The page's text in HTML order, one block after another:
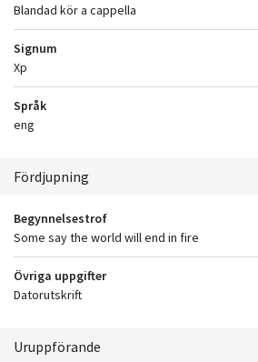
Blandad kör a cappella
Signum
Xp
Språk
eng
Fördjupning
Begynnelsestrof
Some say the world will end in fire
Övriga uppgifter
Datorutskrift
Uruppförande